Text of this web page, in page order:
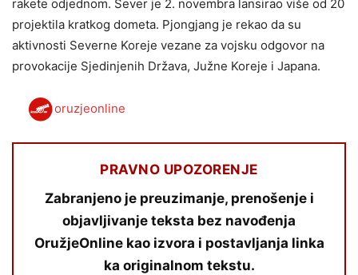
rakete odjednom. Sever je 2. novembra lansirao više od 20
projektila kratkog dometa. Pjongjang je rekao da su
aktivnosti Severne Koreje vezane za vojsku odgovor na
provokacije Sjedinjenih Država, Južne Koreje i Japana.
oruzjeonline
PRAVNO UPOZORENJE
Zabranjeno je preuzimanje, prenošenje i
objavljivanje teksta bez navođenja
OružjeOnline kao izvora i postavljanja linka
ka originalnom tekstu.